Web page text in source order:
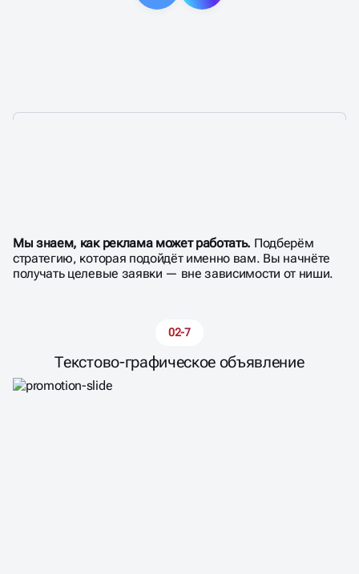
ЯНДЕКС.ДИРЕКТА
Мы знаем, как реклама может работать. Подберём
стратегию, которая подойдёт именно вам. Вы начнёте
получать целевые заявки — вне зависимости от ниши.
02-7
Текстово-графическое объявление